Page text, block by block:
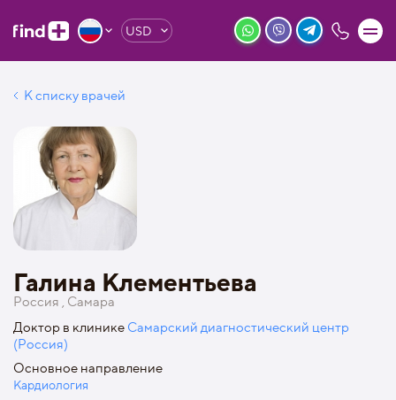
USD
К списку врачей
Галина Клементьева
Россия , Самара
Доктор в клинике Самарский диагностический центр
(Россия)
Основное направление
Кардиология